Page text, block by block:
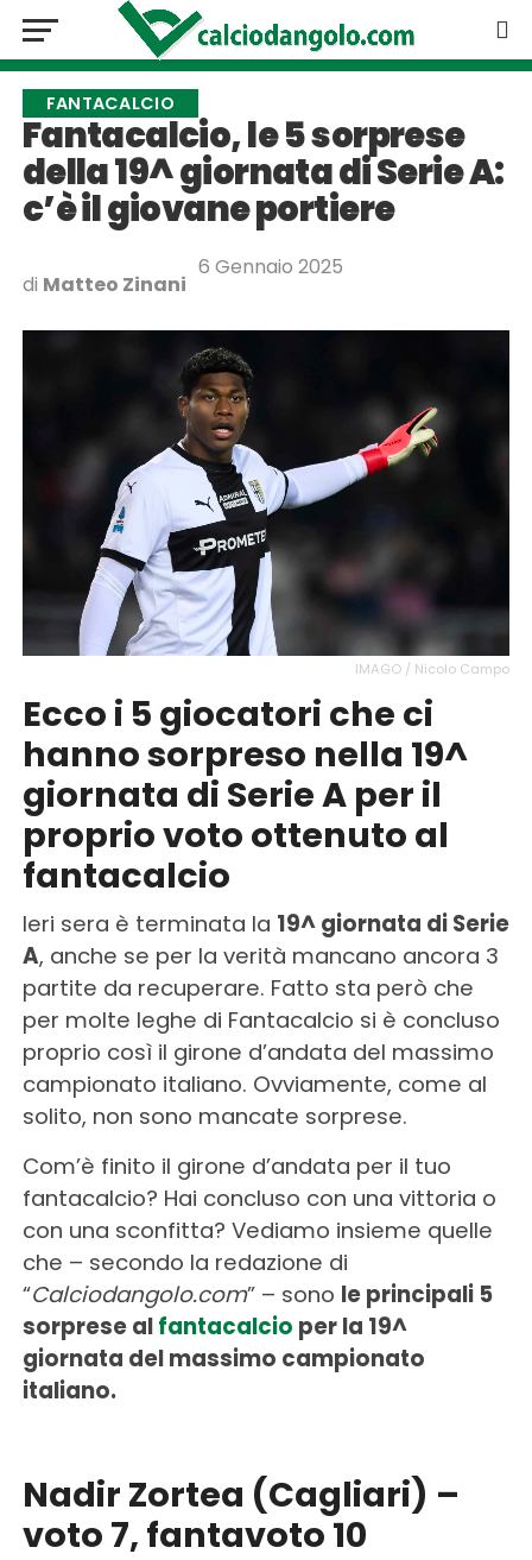
FANTACALCIO
Fantacalcio, le 5 sorprese
della 19^ giornata di Serie A:
c’è il giovane portiere
di Matteo Zinani
6 Gennaio 2025
IMAGO / Nicolo Campo
Ecco i 5 giocatori che ci
hanno sorpreso nella 19^
giornata di Serie A per il
proprio voto ottenuto al
fantacalcio
Ieri sera è terminata la 19^ giornata di Serie
A, anche se per la verità mancano ancora 3
partite da recuperare. Fatto sta però che
per molte leghe di Fantacalcio si è concluso
proprio così il girone d’andata del massimo
campionato italiano. Ovviamente, come al
solito, non sono mancate sorprese.
Com’è finito il girone d’andata per il tuo
fantacalcio? Hai concluso con una vittoria o
con una sconfitta? Vediamo insieme quelle
che – secondo la redazione di
“Calciodangolo.com” – sono le principali 5
sorprese al fantacalcio per la 19^
giornata del massimo campionato
italiano.
Nadir Zortea (Cagliari) –
voto 7, fantavoto 10